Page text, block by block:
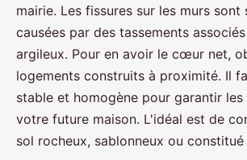
mairie. Les fissures sur les murs sont
causées par des tassements
argileux. Pour en avoir le cœur net,
logements construits à proximité. Il
stable et homogène pour garantir
votre future maison. L'idéal est de
sol rocheux, sablonneux ou